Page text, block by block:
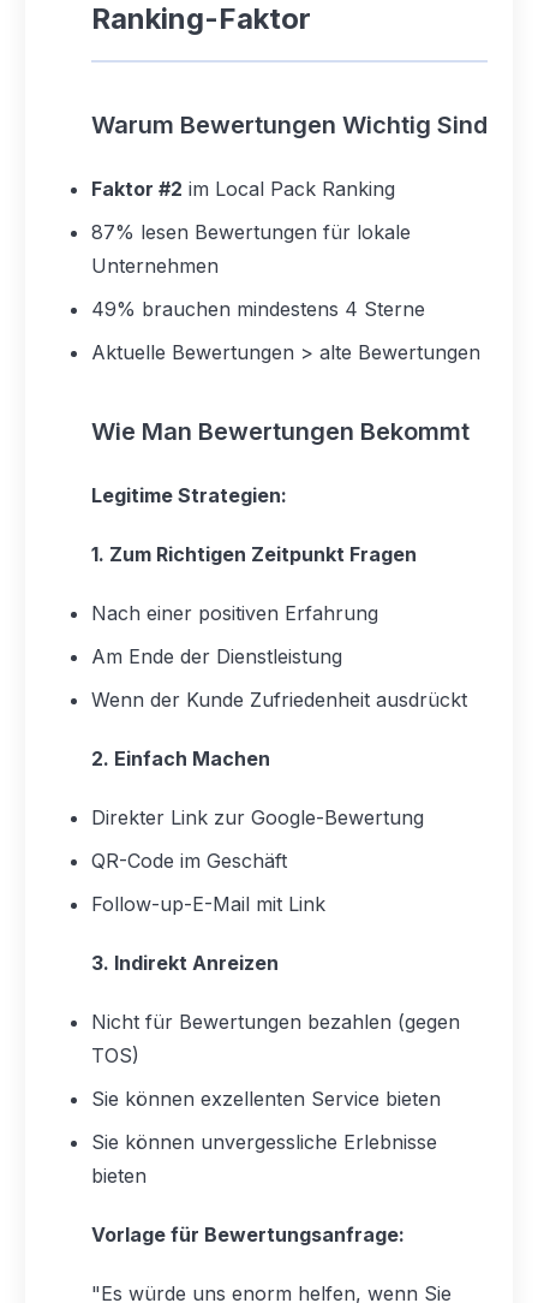
Ranking-Faktor
Warum Bewertungen Wichtig Sind
Faktor #2 im Local Pack Ranking
87% lesen Bewertungen für lokale
Unternehmen
49% brauchen mindestens 4 Sterne
Aktuelle Bewertungen > alte Bewertungen
Wie Man Bewertungen Bekommt
Legitime Strategien:
1. Zum Richtigen Zeitpunkt Fragen
Nach einer positiven Erfahrung
Am Ende der Dienstleistung
Wenn der Kunde Zufriedenheit ausdrückt
2. Einfach Machen
Direkter Link zur Google-Bewertung
QR-Code im Geschäft
Follow-up-E-Mail mit Link
3. Indirekt Anreizen
Nicht für Bewertungen bezahlen (gegen
TOS)
Sie können exzellenten Service bieten
Sie können unvergessliche Erlebnisse
bieten
Vorlage für Bewertungsanfrage:
"Es würde uns enorm helfen, wenn Sie